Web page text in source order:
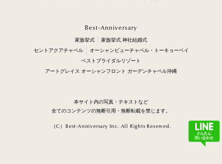
Best-Anniversary
家族挙式
家族挙式 神社結婚式
セントアクアチャペル
オーシャンビューチャペル・トーキョーベイ
ベストブライダルリゾート
アートグレイス オーシャンフロント ガーデンチャペル沖縄
本サイト内の写真・テキストなど
全てのコンテンツの無断引用・無断転載を禁じます。
（C）Best-Anniversary Inc. All Rights Reserved.